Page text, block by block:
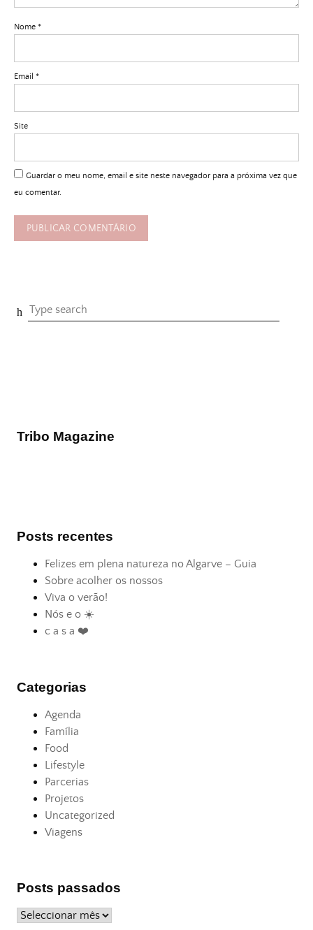
Nome *
Email *
Site
Guardar o meu nome, email e site neste navegador para a próxima vez que
eu comentar.
Tribo Magazine
Posts recentes
Felizes em plena natureza no Algarve – Guia
Sobre acolher os nossos
Viva o verão!
Nós e o ☀️
c a s a ❤️
Categorias
Agenda
Família
Food
Lifestyle
Parcerias
Projetos
Uncategorized
Viagens
Posts passados
Posts